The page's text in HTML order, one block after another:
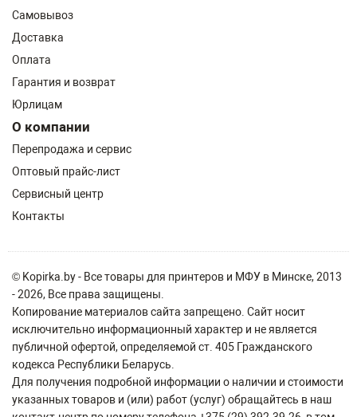
Самовывоз
Доставка
Оплата
Гарантия и возврат
Юрлицам
О компании
Перепродажа и сервис
Оптовый прайс-лист
Сервисный центр
Контакты
© Kopirka.by - Все товары для принтеров и МФУ в Минске, 2013
- 2026, Все права защищены.
Копирование материалов сайта запрещено. Сайт носит
исключительно информационный характер и не является
публичной офертой, определяемой ст. 405 Гражданского
кодекса Республики Беларусь.
Для получения подробной информации о наличии и стоимости
указанных товаров и (или) работ (услуг) обращайтесь в наш